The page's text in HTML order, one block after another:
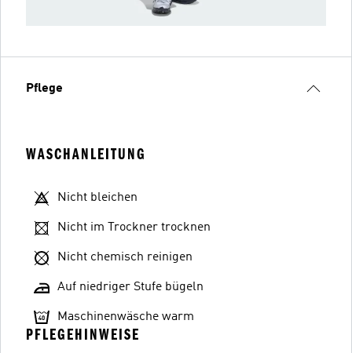
Pflege
WASCHANLEITUNG
Nicht bleichen
Nicht im Trockner trocknen
Nicht chemisch reinigen
Auf niedriger Stufe bügeln
Maschinenwäsche warm
PFLEGEHINWEISE